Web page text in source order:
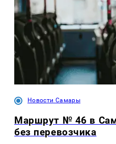
Новости Самары
Маршрут № 46 в
без перевозчика